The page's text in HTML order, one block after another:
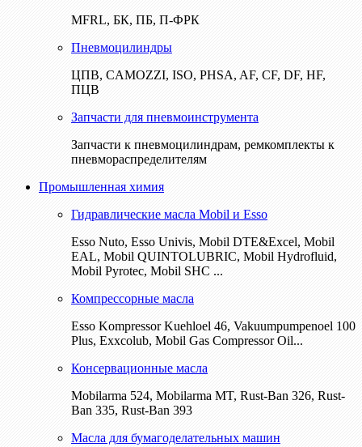
MFRL, БК, ПБ, П-ФРК
Пневмоцилиндры
ЦПВ, CAMOZZI, ISO, PHSA, AF, CF, DF, HF,
ПЦВ
Запчасти для пневмоинструмента
Запчасти к пневмоцилиндрам, ремкомплекты к
пневмораспределителям
Промышленная химия
Гидравлические масла Mobil и Esso
Esso Nuto, Esso Univis, Mobil DTE&Excel, Mobil
EAL, Mobil QUINTOLUBRIC, Mobil Hydrofluid,
Mobil Pyrotec, Mobil SHC ...
Компрессорные масла
Esso Kompressor Kuehloel 46, Vakuumpumpenoel 100
Plus, Exxcolub, Mobil Gas Compressor Oil...
Консервационные масла
Mobilarma 524, Mobilarma MT, Rust-Ban 326, Rust-
Ban 335, Rust-Ban 393
Масла для бумагоделательных машин